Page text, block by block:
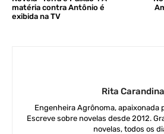
matéria contra Antônio é
exibida na TV
Rita Carandina
Engenheira Agrônoma, apaixonada
Escreve sobre novelas desde 2012.
novelas, todos os